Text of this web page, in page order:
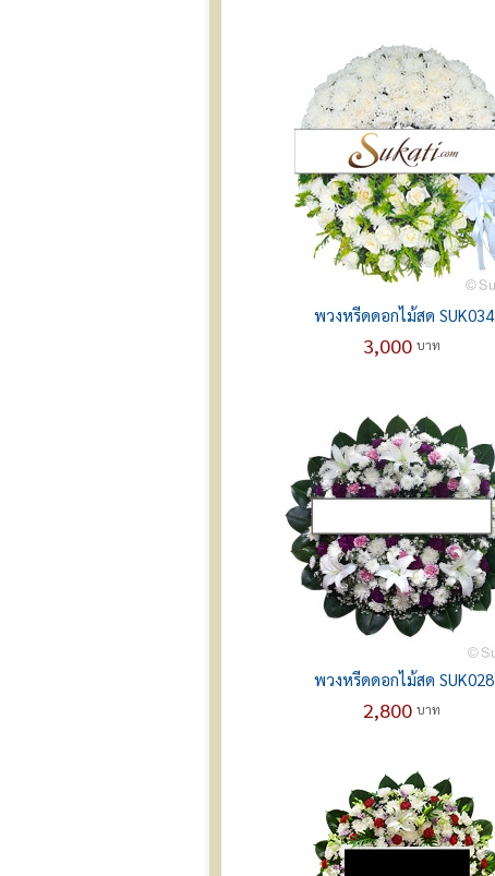
พวงหรีดดอกไม้สด SUK034
3,000 บาท
พวงหรีดดอกไม้สด SUK028
2,800 บาท